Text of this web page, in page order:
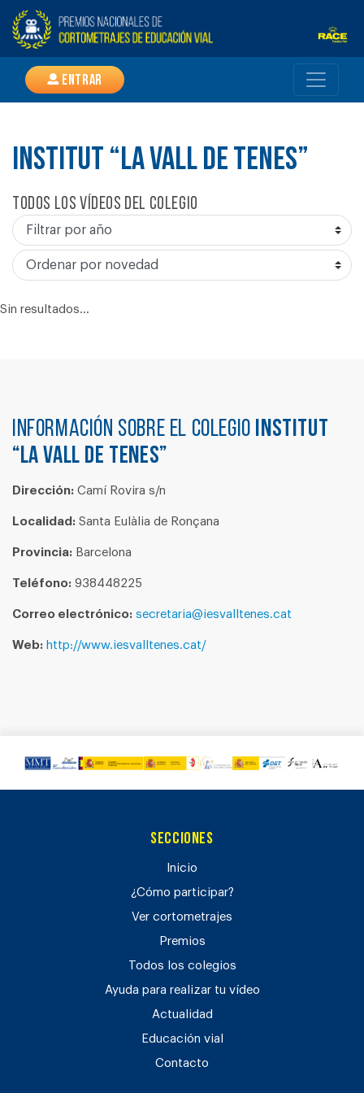
Entrar
INSTITUT “LA VALL DE TENES”
Todos los vídeos del colegio
Sin resultados...
Información sobre el colegio INSTITUT
“LA VALL DE TENES”
Dirección: Camí Rovira s/n
Localidad: Santa Eulàlia de Ronçana
Provincia: Barcelona
Teléfono: 938448225
Correo electrónico: secretaria@iesvalltenes.cat
Web: http://www.iesvalltenes.cat/
Secciones
Inicio
¿Cómo participar?
Ver cortometrajes
Premios
Todos los colegios
Ayuda para realizar tu vídeo
Actualidad
Educación vial
Contacto